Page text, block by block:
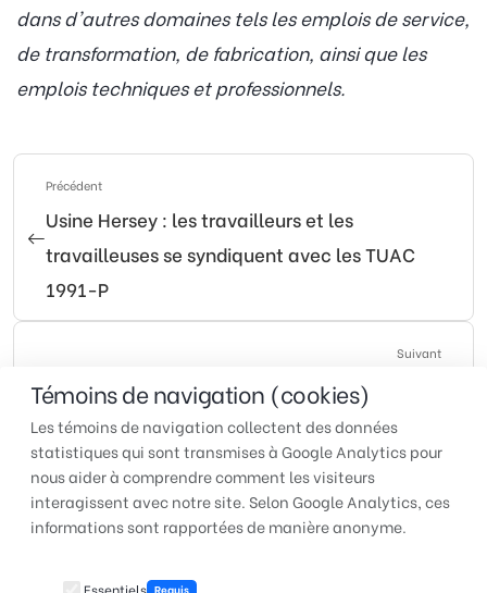
Témoins de navigation (cookies)
Les témoins de navigation collectent des données
statistiques qui sont transmises à Google Analytics pour
nous aider à comprendre comment les visiteurs
interagissent avec notre site. Selon Google Analytics, ces
informations sont rapportées de manière anonyme.
Essentiels Requis
dans d'autres domaines tels les emplois de service,
de transformation, de fabrication, ainsi que les
emplois techniques et professionnels.
Précédent
Usine Hersey : les travailleurs et les
travailleuses se syndiquent avec les TUAC
1991-P
Suivant
Les syndiqué(e)s de l’hôtel Honeyrose ratifient
leur première convention collective
TUAC QUÉBEC | Pour faire